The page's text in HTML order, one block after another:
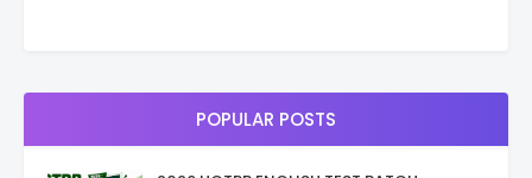
POPULAR POSTS